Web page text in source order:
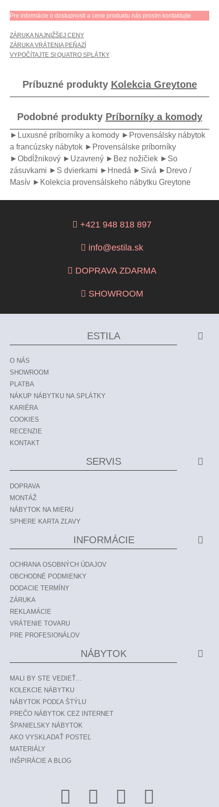
Pre informácie o dostupnosti a cene produktu nás prosím kontaktujte.
ZÁRUKA NAJNIŽŠEJ CENY
ZÁRUKA VRÁTENIA PEŇAZÍ
VYPOČÍTAJTE SI QUATRO SPLÁTKY
Príbuzné produkty Kolekcia Greytone
Podobné produkty Príborníky a komody
►Luxusné príborníky a komody ►Provensálsky nábytok
a francúzsky nábytok ►Provensálske príborníky
►Obdĺžnikový ►Uzavrený ►Bez nožičiek ►So
zásuvkami ►S dvierkami ►Hnedá ►Sivá ►Drevo /
Masív ►Kolekcia provensálskeho nábytku Greytone
+421 948 818 897
info@estila.sk
DOPRAVA ZDARMA
SHOWROOM
ESTILA
O NÁS
SHOWROOM
PLATBA
NÁKUP NÁBYTKU NA SPLÁTKY
KARIÉRA
COOKIES
RECENZIE
KONTAKT
SERVIS
DOPRAVA
MONTÁŽ
NÁBYTOK NA MIERU
SPHERE KARTA ZĽAVY
INFORMÁCIE
OCHRANA OSOBNÝCH ÚDAJOV
OBCHODNÉ PODMIENKY
DODACIE TERMÍNY
ZÁRUKA
REKLAMÁCIE
VRÁTENIE TOVARU
PRE PROFESIONÁLOV
NÁBYTOK
MALI BY STE VEDIEŤ...
KOLEKCIE NÁBYTKU
NÁBYTOK PODĽA ŠTÝLU
PREČO NÁBYTOK CEZ INTERNET
ŠPANIELSKY NÁBYTOK
AKO VYSKLADAŤ POSTEĽ
MATERIÁLY
INŠPIRÁCIE A BLOG